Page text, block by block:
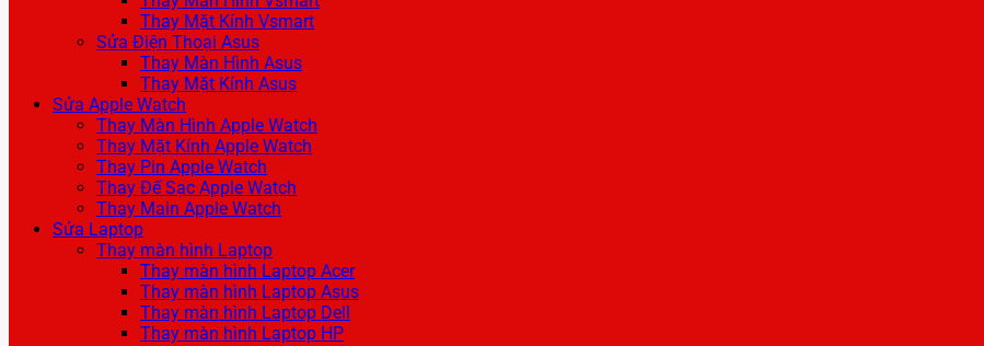
Thay Mặt Kính Vsmart
Sửa Điện Thoại Asus
Thay Màn Hình Asus
Thay Mặt Kính Asus
Sửa Apple Watch
Thay Màn Hình Apple Watch
Thay Mặt Kính Apple Watch
Thay Pin Apple Watch
Thay Đế Sạc Apple Watch
Thay Main Apple Watch
Sửa Laptop
Thay màn hình Laptop
Thay màn hình Laptop Acer
Thay màn hình Laptop Asus
Thay màn hình Laptop Dell
Thay màn hình Laptop HP